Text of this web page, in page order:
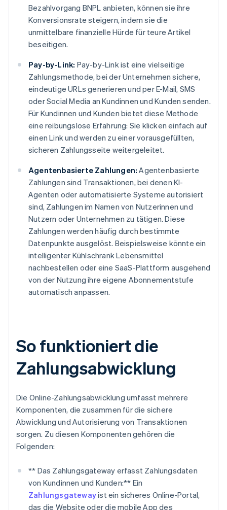
Bezahlvorgang BNPL anbieten, können sie ihre
Konversionsrate steigern, indem sie die
unmittelbare finanzielle Hürde für teure Artikel
beseitigen.
Pay-by-Link: Pay-by-Link ist eine vielseitige
Zahlungsmethode, bei der Unternehmen sichere,
eindeutige URLs generieren und per E-Mail, SMS
oder Social Media an Kundinnen und Kunden senden.
Für Kundinnen und Kunden bietet diese Methode
eine reibungslose Erfahrung: Sie klicken einfach auf
einen Link und werden zu einer vorausgefüllten,
sicheren Zahlungsseite weitergeleitet.
Agentenbasierte Zahlungen: Agentenbasierte
Zahlungen sind Transaktionen, bei denen KI-
Agenten oder automatisierte Systeme autorisiert
sind, Zahlungen im Namen von Nutzerinnen und
Nutzern oder Unternehmen zu tätigen. Diese
Zahlungen werden häufig durch bestimmte
Datenpunkte ausgelöst. Beispielsweise könnte ein
intelligenter Kühlschrank Lebensmittel
nachbestellen oder eine SaaS-Plattform ausgehend
von der Nutzung ihre eigene Abonnementstufe
automatisch anpassen.
So funktioniert die
Zahlungsabwicklung
Die Online-Zahlungsabwicklung umfasst mehrere
Komponenten, die zusammen für die sichere
Abwicklung und Autorisierung von Transaktionen
sorgen. Zu diesen Komponenten gehören die
Folgenden:
** Das Zahlungsgateway erfasst Zahlungsdaten
von Kundinnen und Kunden:** Ein
Zahlungsgatewayist ein sicheres Online-Portal,
das die Website oder die mobile App des